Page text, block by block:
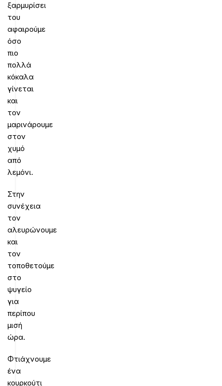
ξαρμυρίσει
του
αφαιρούμε
όσο
πιο
πολλά
κόκαλα
γίνεται
και
τον
μαρινάρουμε
στον
χυμό
από
λεμόνι.
Στην
συνέχεια
τον
αλευρώνουμε
και
τον
τοποθετούμε
στο
ψυγείο
για
περίπου
μισή
ώρα.
Φτιάχνουμε
ένα
κουρκούτι